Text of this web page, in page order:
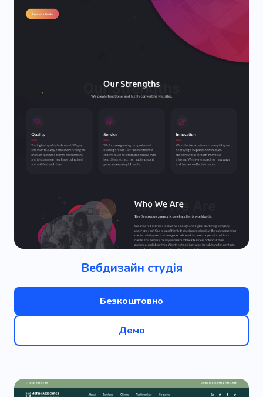
Вебдизайн студія
Безкоштовно
Демо